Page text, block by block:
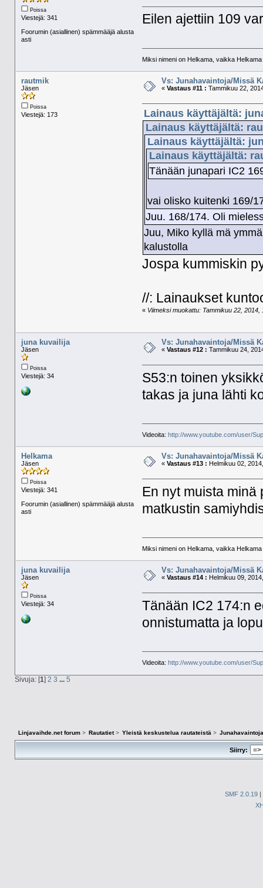
Poissa
Viestejä: 341
Foorumin (asiallinen) spämmääjä alusta
asti
Eilen ajettiin 109
Miksi nimeni on Helkama, vaikka
rautmik
Jäsen
Poissa
Viestejä: 173
Vs: Junahavaintoja/Missä
« Vastaus #11 : Tammikuu 22,
Lainaus käyttäjältä:
Lainaus käyttäjältä:
Lainaus käyttäjältä:
Lainaus käyttäjältä:
Tänään junapari IC2
vai olisko kuitenki 169/
Juu. 168/174. Oli
Juu, Miko kyllä mä
kalustolla
Jospa kummiskin
//: Lainaukset
« Viimeksi muokattu: Tammikuu 22,
juna kuvailija
Jäsen
Poissa
Viestejä: 34
Vs: Junahavaintoja/Missä
« Vastaus #12 : Tammikuu 24,
S53:n toinen
takas ja juna lähti
Videoita:http://www.youtube.com/user/
Helkama
Jäsen
Poissa
Viestejä: 341
Foorumin (asiallinen) spämmääjä alusta
asti
Vs: Junahavaintoja/Missä
« Vastaus #13 : Helmikuu 02,
En nyt muista minä
matkustin
Miksi nimeni on Helkama, vaikka
juna kuvailija
Jäsen
Poissa
Viestejä: 34
Vs: Junahavaintoja/Missä
« Vastaus #14 : Helmikuu 09,
Tänään IC2 174:n
onnistumatta ja
Videoita:http://www.youtube.com/user/
Sivuja: [1] 2 3 ... 5
Linjavaihde.net forum> Rautatiet> Yleistä keskustelua rautateistä >
Siirry:
SMF 2.0.19